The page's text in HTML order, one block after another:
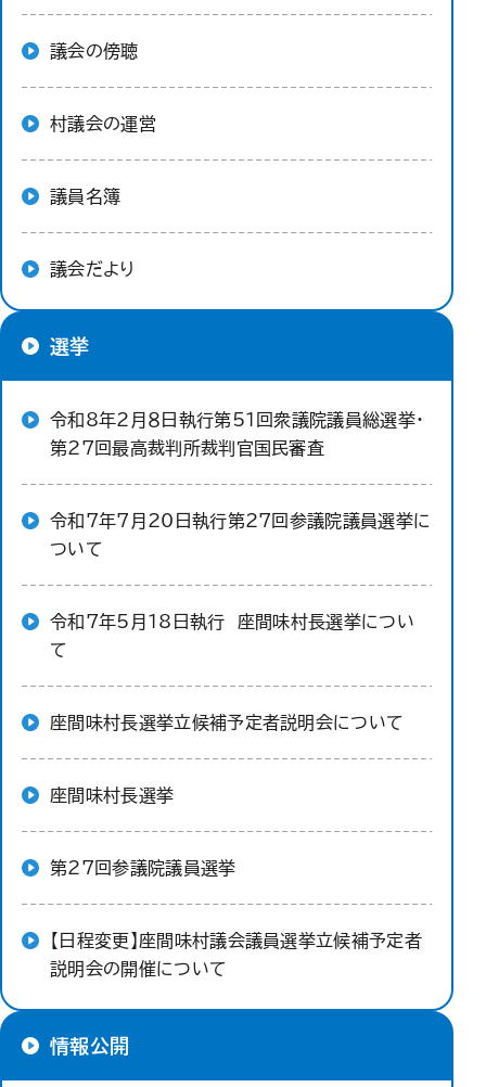
議会の傍聴
村議会の運営
議員名簿
議会だより
選挙
令和8年2月８日執行第51回衆議院議員総選挙・
第27回最高裁判所裁判官国民審査
令和7年7月20日執行第27回参議院議員選挙に
ついて
令和7年5月18日執行 座間味村長選挙につい
て
座間味村長選挙立候補予定者説明会について
座間味村長選挙
第27回参議院議員選挙
【日程変更】座間味村議会議員選挙立候補予定者
説明会の開催について
情報公開